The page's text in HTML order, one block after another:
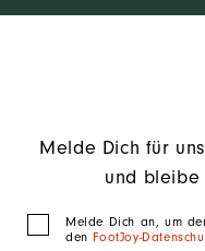
Melde Dich für
und bleibe
Melde Dich an, um
den FootJoy-